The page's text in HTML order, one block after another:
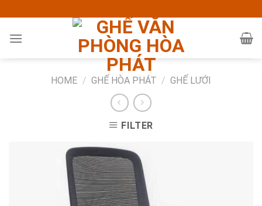
to
content
HOME / GHẾ HÒA PHÁT / GHẾ LƯỚI
FILTER